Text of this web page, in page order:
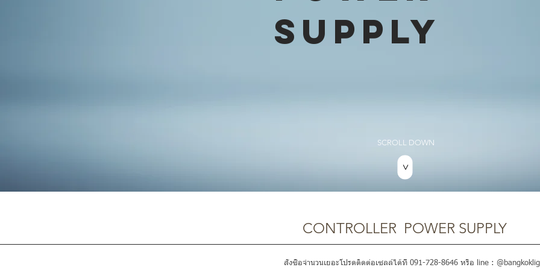
SCROLL DOWN
>
SUPPLY
CONTROLLER POWER SUPPLY
สั่งซื้อจำนวนเยอะโปรดติดต่อเซลล์ได้ที่ 091-728-8646 หรือ line :